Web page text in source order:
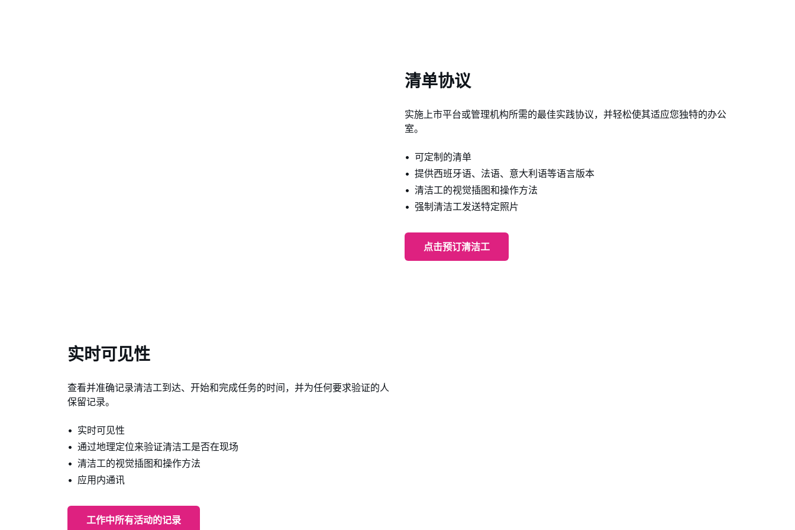
清单协议
实施上市平台或管理机构所需的最佳实践协议，并轻松使其适应您独特的办公
室。
可定制的清单
提供西班牙语、法语、意大利语等语言版本
清洁工的视觉插图和操作方法
强制清洁工发送特定照片
点击预订清洁工
实时可见性
查看并准确记录清洁工到达、开始和完成任务的时间，并为任何要求验证的人
保留记录。
实时可见性
通过地理定位来验证清洁工是否在现场
清洁工的视觉插图和操作方法
应用内通讯
工作中所有活动的记录